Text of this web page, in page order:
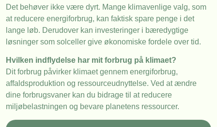
Det behøver ikke være dyrt. Mange klimavenlige valg, som
at reducere energiforbrug, kan faktisk spare penge i det
lange løb. Derudover kan investeringer i bæredygtige
løsninger som solceller give økonomiske fordele over tid.
Hvilken indflydelse har mit forbrug på klimaet?
Dit forbrug påvirker klimaet gennem energiforbrug,
affaldsproduktion og ressourceudnyttelse. Ved at ændre
dine forbrugsvaner kan du bidrage til at reducere
miljøbelastningen og bevare planetens ressourcer.